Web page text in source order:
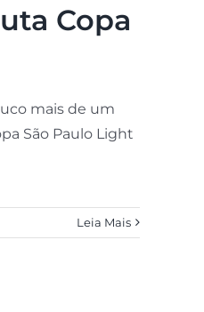
Copa
mais de um
São Paulo Light
Leia Mais